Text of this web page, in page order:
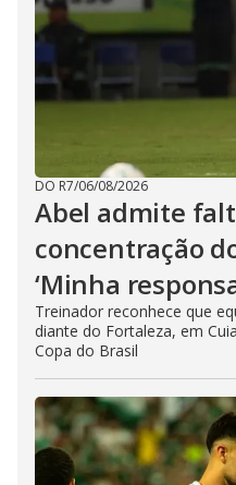
DO R7/06/08/2026
Abel admite
concentração
‘Minha
Treinador reconhece que
diante do Fortaleza, em
Copa do Brasil